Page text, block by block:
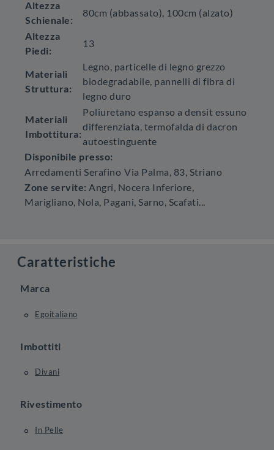
Altezza
Schienale:
80cm (abbassato), 100cm (alzato)
Altezza
Piedi:
13
Materiali
Struttura:
Legno, particelle di legno grezzo
biodegradabile, pannelli di fibra di
legno duro
Materiali
Imbottitura:
Poliuretano espanso a densit essuno
differenziata, termofalda di dacron
autoestinguente
Disponibile presso:
Arredamenti Serafino Via Palma, 83, Striano
Zone servite: Angri, Nocera Inferiore,
Marigliano, Nola, Pagani, Sarno, Scafati...
Caratteristiche
Marca
Egoitaliano
Imbottiti
Divani
Rivestimento
In Pelle